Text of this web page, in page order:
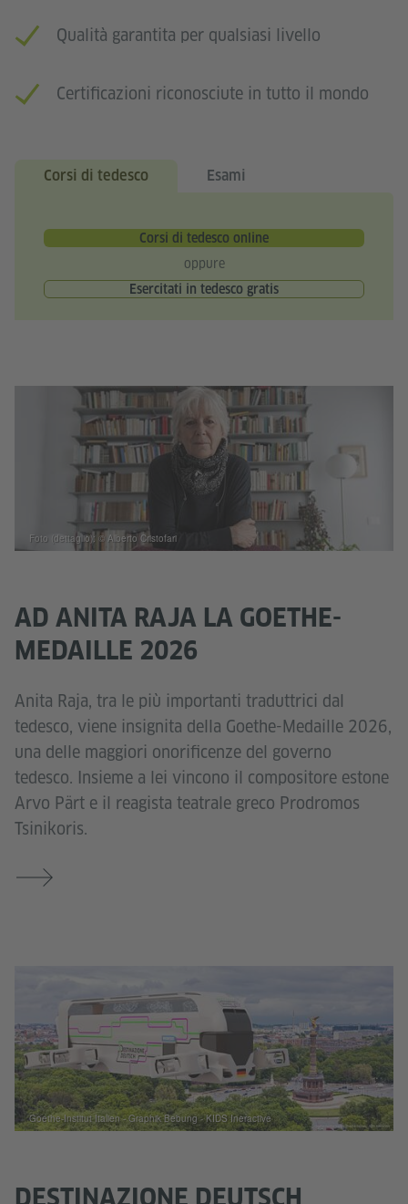
Qualità garantita per qualsiasi livello
Certificazioni riconosciute in tutto il mondo
Corsi di tedesco Esami
Corsi di tedesco online
oppure
Esercitati in tedesco gratis
AD ANITA RAJA LA GOETHE-
MEDAILLE 2026
Anita Raja, tra le più importanti traduttrici dal
tedesco, viene insignita della Goethe-Medaille 2026,
una delle maggiori onorificenze del governo
tedesco. Insieme a lei vincono il compositore estone
Arvo Pärt e il reagista teatrale greco Prodromos
Tsinikoris.
Foto (dettaglio): © Alberto Cristofari
DESTINAZIONE DEUTSCH
Goethe-Institut Italien - Graphik Bebung - KIDS Ineractive